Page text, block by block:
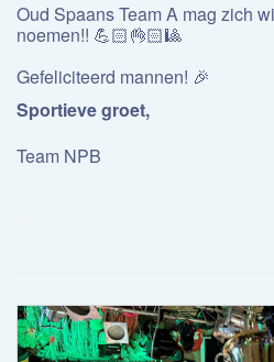
Oud Spaans Team A mag zich
noemen!! 💪🏻👌🏻🎱
Gefeliciteerd mannen! 🎉
Sportieve groet,
Team NPB